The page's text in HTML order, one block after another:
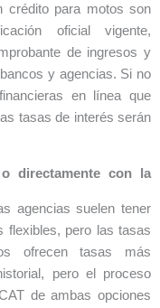
crédito para motos son
oficial vigente,
de ingresos y
y agencias. Si no
en línea que
tasas de interés serán
directamente con la
agencias suelen tener
flexibles, pero las tasas
ofrecen tasas más
pero el proceso
de ambas opciones